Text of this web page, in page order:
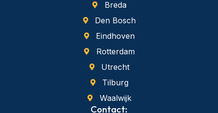
Breda
Den Bosch
Eindhoven
Rotterdam
Utrecht
Tilburg
Waalwijk
Contact: